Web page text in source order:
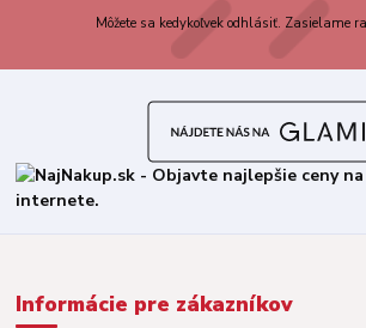
Môžete sa kedykoľvek odhlásiť. Zasielame
Informácie pre zákazníkov